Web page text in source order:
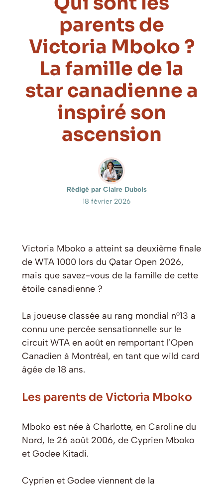
parents de
Victoria Mboko ?
La famille de la
star canadienne a
inspiré son
ascension
Rédigé par Claire Dubois
18 février 2026
Victoria Mboko a atteint sa deuxième finale
de WTA 1000 lors du Qatar Open 2026,
mais que savez-vous de la famille de cette
étoile canadienne ?
La joueuse classée au rang mondial n°13 a
connu une percée sensationnelle sur le
circuit WTA en août en remportant l’Open
Canadien à Montréal, en tant que wild card
âgée de 18 ans.
Les parents de Victoria Mboko
Mboko est née à Charlotte, en Caroline du
Nord, le 26 août 2006, de Cyprien Mboko
et Godee Kitadi.
Cyprien et Godee viennent de la